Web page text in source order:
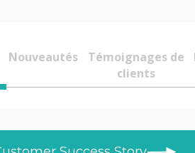
Nouveautés
Témoignages de
clients